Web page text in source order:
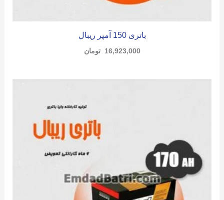
باتری 150 آمپر ریبال
16,923,000 تومان